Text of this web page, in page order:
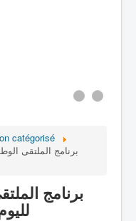
catégorisé
برنامج الملتقى
برنامج